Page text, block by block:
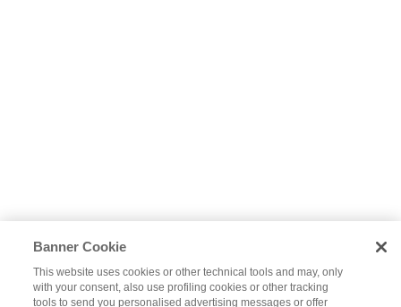
Banner Cookie
This website uses cookies or other technical tools and may, only
with your consent, also use profiling cookies or other tracking
tools to send you personalised advertising messages or offer